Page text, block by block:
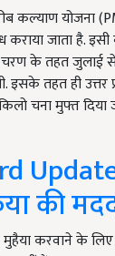
कल्याण
जाता है.
के तहत जुलाई से
तहत ही उत्तर
चना मुफ्त दिया
की
मुहैया करवाने के